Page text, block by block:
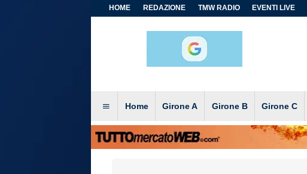
HOME REDAZIONE TMW RADIO EVENTI LIVE
Home Girone A Girone B Girone C